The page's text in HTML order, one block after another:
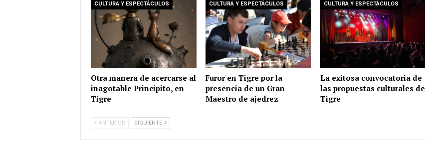
CULTURA Y ESPECTÁCULOS
Otra manera de acercarse al
inagotable Principito, en
Tigre
CULTURA Y ESPECTÁCULOS
Furor en Tigre por la
presencia de un Gran
Maestro de ajedrez
CULTURA Y ESPECTÁCULOS
La exitosa convocatoria de
las propuestas culturales de
Tigre
ANTERIOR SIGUIENTE